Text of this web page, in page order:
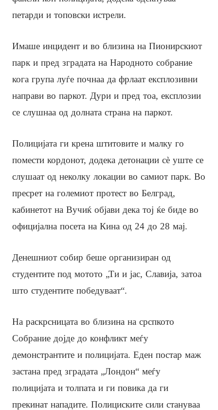
петарди и топовски истрели.
Имаше инцидент и во близина на Пионирскиот
парк и пред зградата на Народното собрание
кога група луѓе почнаа да фрлаат експлозивни
направи во паркот. Дури и пред тоа, експлозии
се слушнаа од долната страна на паркот.
Полицијата ги крена штитовите и малку го
помести кордонот, додека детонации сè уште се
слушаат од неколку локации во самиот парк. Во
пресрет на големиот протест во Белград,
кабинетот на Вучиќ објави дека тој ќе биде во
официјална посета на Кина од 24 до 28 мај.
Денешниот собир беше организиран од
студентите под мотото „Ти и јас, Славија, затоа
што студентите победуваат“.
На раскрсницата во близина на срспкото
Собрание дојде до конфликт меѓу
демонстрантите и полицијата. Еден постар маж
застана пред зградата „Лондон“ меѓу
полицијата и толпата и ги повика да ги
прекинат нападите. Полициските сили стануваа